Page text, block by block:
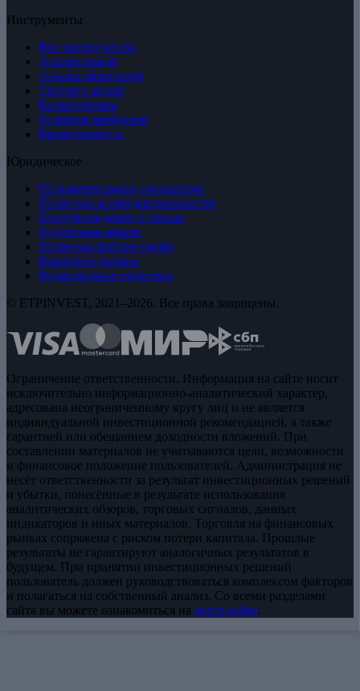
Инструменты
Все инструменты
Анализ акций
Анализ облигаций
Скринер акций
Калькуляторы
Позиции трейдеров
Криптовалюты
Юридическое
Пользовательское соглашение
Политика конфиденциальности
Предупреждение о рисках
Публичная оферта
Политика файлов cookie
Биржевые данные
Редакционная политика
© ETPINVEST, 2021–2026. Все права защищены.
Ограничение ответственности. Информация на сайте носит
исключительно информационно-аналитический характер,
адресована неограниченному кругу лиц и не является
индивидуальной инвестиционной рекомендацией, а также
гарантией или обещанием доходности вложений. При
составлении материалов не учитываются цели, возможности
и финансовое положение пользователей. Администрация не
несёт ответственности за результат инвестиционных решений
и убытки, понесённые в результате использования
аналитических обзоров, торговых сигналов, данных
индикаторов и иных материалов. Торговля на финансовых
рынках сопряжена с риском потери капитала. Прошлые
результаты не гарантируют аналогичных результатов в
будущем. При принятии инвестиционных решений
пользователь должен руководствоваться комплексом факторов
и полагаться на собственный анализ. Со всеми разделами
сайта вы можете ознакомиться на карте сайта.